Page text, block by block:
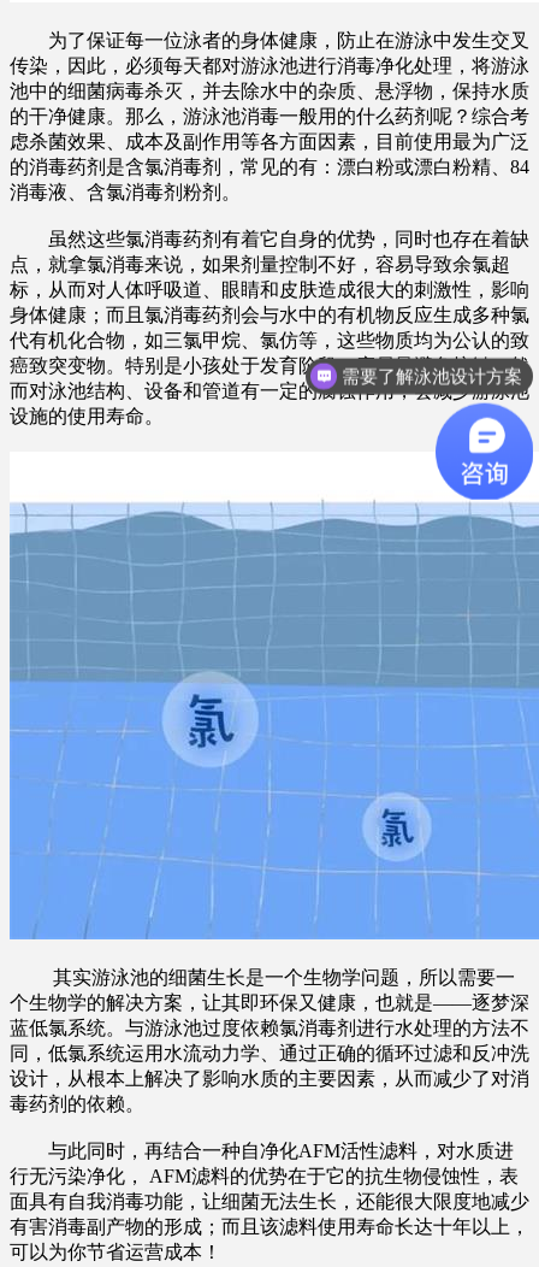
为了保证每一位泳者的身体健康，防止在游泳中发生交叉
传染，因此，必须每天都对游泳池进行消毒净化处理，将游泳
池中的细菌病毒杀灭，并去除水中的杂质、悬浮物，保持水质
的干净健康。那么，游泳池消毒一般用的什么药剂呢？综合考
虑杀菌效果、成本及副作用等各方面因素，目前使用最为广泛
的消毒药剂是含氯消毒剂，常见的有：漂白粉或漂白粉精、84
消毒液、含氯消毒剂粉剂。
虽然这些氯消毒药剂有着它自身的优势，同时也存在着缺
点，就拿氯消毒来说，如果剂量控制不好，容易导致余氯超
标，从而对人体呼吸道、眼睛和皮肤造成很大的刺激性，影响
身体健康；而且氯消毒药剂会与水中的有机物反应生成多种氯
代有机化合物，如三氯甲烷、氯仿等，这些物质均为公认的致
癌致突变物。特别是小孩处于发育阶段，应尽量避免接触；然
而对泳池结构、设备和管道有一定的腐蚀作用，会减少游泳池
设施的使用寿命。
其实游泳池的细菌生长是一个生物学问题，所以需要一
个生物学的解决方案，让其即环保又健康，也就是——逐梦深
蓝低氯系统。与游泳池过度依赖氯消毒剂进行水处理的方法不
同，低氯系统运用水流动力学、通过正确的循环过滤和反冲洗
设计，从根本上解决了影响水质的主要因素，从而减少了对消
毒药剂的依赖。
与此同时，再结合一种自净化AFM活性滤料，对水质进
行无污染净化， AFM滤料的优势在于它的抗生物侵蚀性，表
面具有自我消毒功能，让细菌无法生长，还能很大限度地减少
有害消毒副产物的形成；而且该滤料使用寿命长达十年以上，
可以为你节省运营成本！
需要了解泳池设计方案
想了解游泳池设备？